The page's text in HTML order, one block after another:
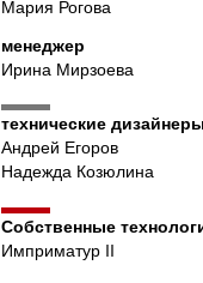
Мария Рогова
менеджер
Ирина Мирзоева
технические дизайнеры
Андрей Егоров
Надежда Козюлина
Собственные
Имприматур II